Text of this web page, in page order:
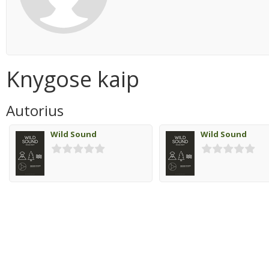
Knygose kaip
Autorius
Wild Sound Wild Sound